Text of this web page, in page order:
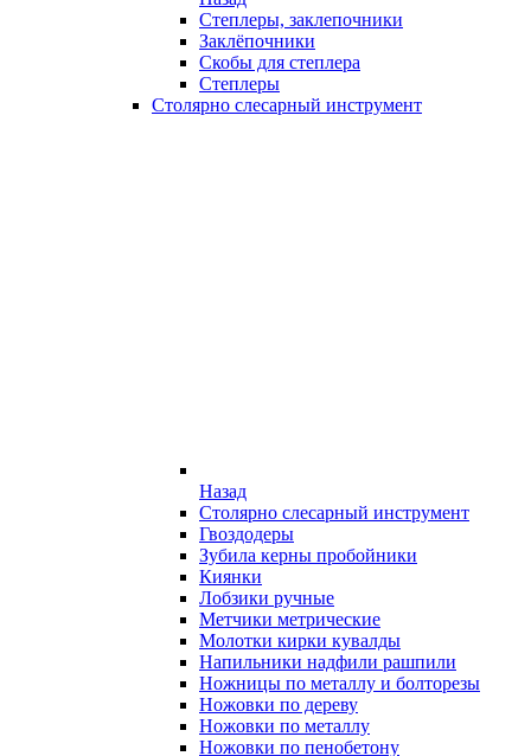
Степлеры, заклепочники
Заклёпочники
Скобы для степлера
Степлеры
Столярно слесарный инструмент
Назад
Столярно слесарный инструмент
Гвоздодеры
Зубила керны пробойники
Киянки
Лобзики ручные
Метчики метрические
Молотки кирки кувалды
Напильники надфили рашпили
Ножницы по металлу и болторезы
Ножовки по дереву
Ножовки по металлу
Ножовки по пенобетону